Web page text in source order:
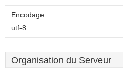
Encodage:
utf-8
Organisation du Serveur